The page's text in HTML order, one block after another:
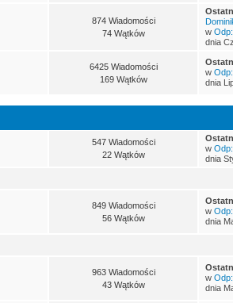
874 Wiadomości
74 Wątków
w
dnia
6425 Wiadomości
169 Wątków
w
dnia
547 Wiadomości
22 Wątków
w
dnia
849 Wiadomości
56 Wątków
w
dnia
963 Wiadomości
43 Wątków
w
dnia